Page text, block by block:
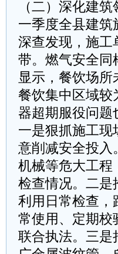
（二）深化建
一季度全县建筑
深查发现，施工
带。燃气安全同
显示，餐饮场所
餐饮集中区域较
器超期服役问题
一是狠抓施工现
意削减安全投入
机械等危大工程
检查情况。二是
利用日常检查，
常使用、定期校
联合执法。三是